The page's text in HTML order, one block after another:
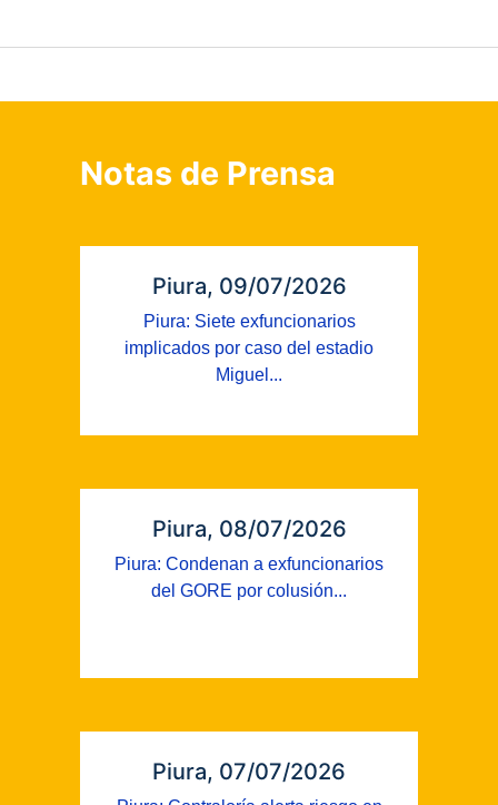
Notas de Prensa
Piura, 09/07/2026
Piura: Siete exfuncionarios
implicados por caso del estadio
Miguel...
Piura, 08/07/2026
Piura: Condenan a exfuncionarios
del GORE por colusión...
Piura, 07/07/2026